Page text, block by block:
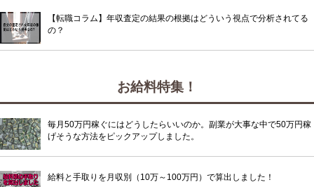
【転職コラム】年収査定の結果の根拠はどういう視点で分析されてる
の？
お給料特集！
毎月50万円稼ぐにはどうしたらいいのか。副業が大事な中で50万円稼
げそうな方法をピックアップしました。
給料と手取りを月収別（10万～100万円）で算出しました！